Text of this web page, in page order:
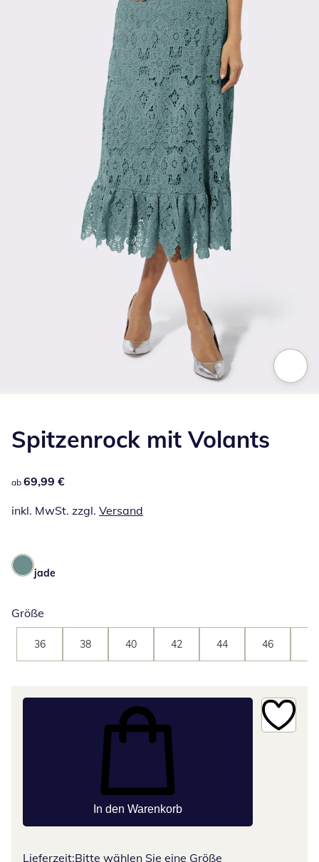
Spitzenrock mit Volants
69,99 €
ab 69,99 €
inkl. MwSt. zzgl. Versand
jade
Größe
36 38 40 42 44 46
In den Warenkorb
Lieferzeit:Bitte wählen Sie eine Größe